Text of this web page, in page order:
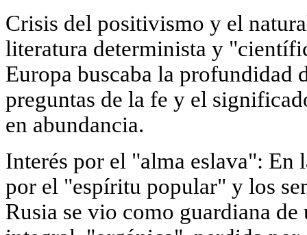
Crisis del positivismo y el
literatura determinista y
Europa buscaba la profundidad
preguntas de la fe y el
en abundancia.
Interés por el "alma eslava": En
por el "espíritu popular" y los
Rusia se vio como guardiana